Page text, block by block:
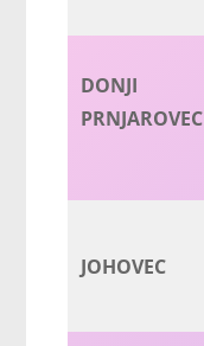
DONJI
PRNJAROVEC
JOHOVEC